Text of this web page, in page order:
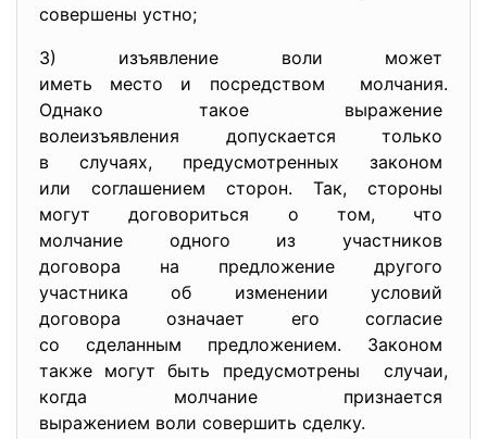
совершены устно;
3) изъявление воли может
иметь место и посредством молчания.
Однако такое выражение
волеизъявления допускается только
в случаях, предусмотренных законом
или соглашением сторон. Так, стороны
могут договориться о том, что
молчание одного из участников
договора на предложение другого
участника об изменении условий
договора означает его согласие
со сделанным предложением. Законом
также могут быть предусмотрены случаи,
когда молчание признается
выражением воли совершить сделку.